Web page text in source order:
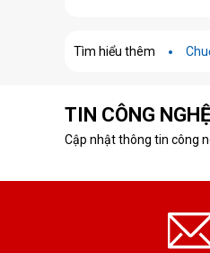
Tìm hiểu thêm
TIN CÔNG
Cập nhật thông tin công